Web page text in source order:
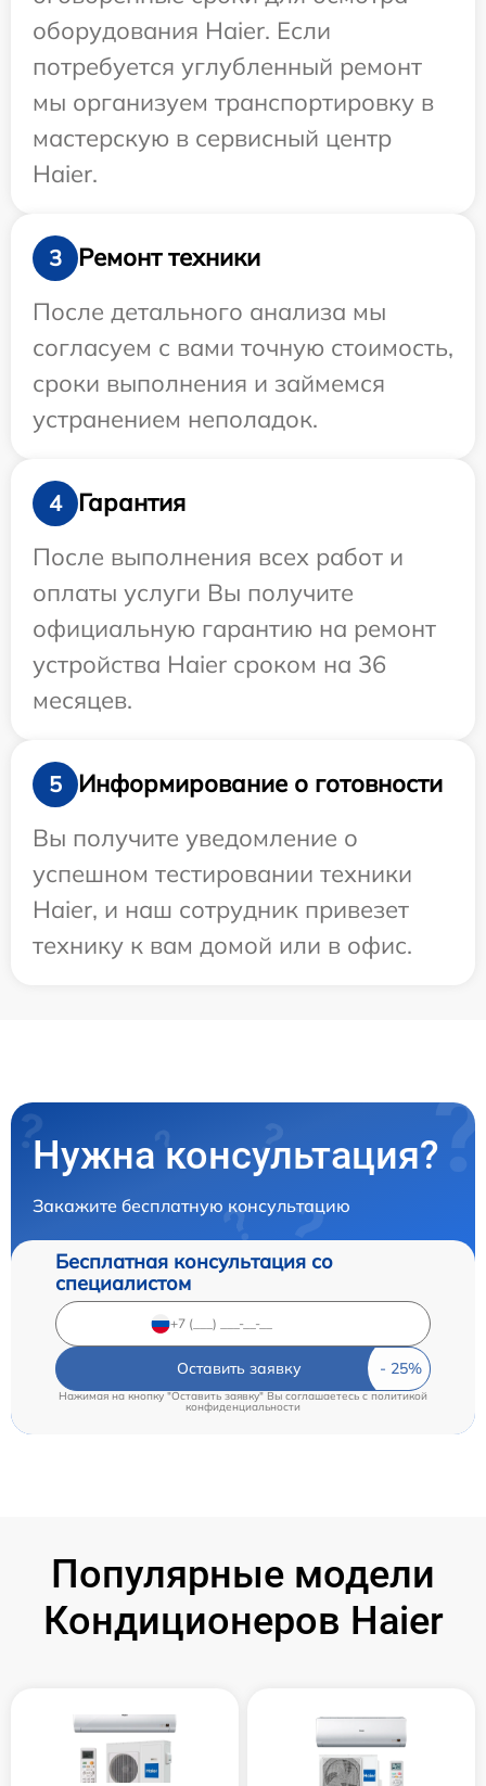
оборудования Haier. Если
потребуется углубленный ремонт
мы организуем транспортировку в
мастерскую в сервисный центр
Haier.
3
Ремонт техники
После детального анализа мы
согласуем с вами точную стоимость,
сроки выполнения и займемся
устранением неполадок.
4
Гарантия
После выполнения всех работ и
оплаты услуги Вы получите
официальную гарантию на ремонт
устройства Haier сроком на 36
месяцев.
5
Информирование о готовности
Вы получите уведомление о
успешном тестировании техники
Haier, и наш сотрудник привезет
технику к вам домой или в офис.
Нужна консультация?
Закажите бесплатную консультацию
Бесплатная консультация со
специалистом
Оставить заявку
Нажимая на кнопку "Оставить заявку" Вы соглашаетесь cполитикой
конфиденциальности
Популярные модели
Кондиционеров Haier